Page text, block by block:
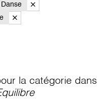
Danse
la catégorie dans